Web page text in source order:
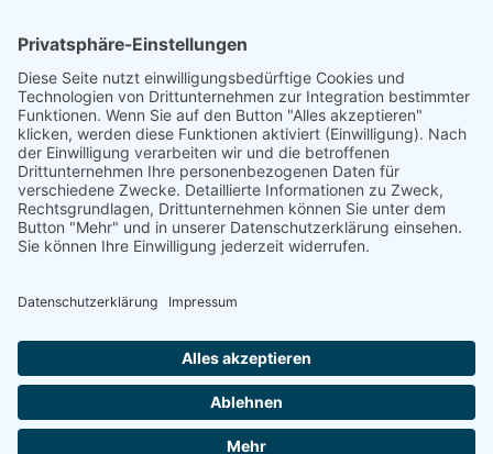
Montag bis Donnerstag:07.30 – 16.00 Uhr
Freitag:07.30 – 12.00 Uhr
Parteienverkehr:
Montag, Donnerstag, Freitag:08.00 – 12.00 Uhr
Dienstag:08.00 – 16.00 Uhr
Montag und Donnerstag nachmittags, sowie
Mittwoch nach vorheriger Terminvereinbarung.
2026
Gemeindeamt Dellach
Powered by
Creativomedia GmbH